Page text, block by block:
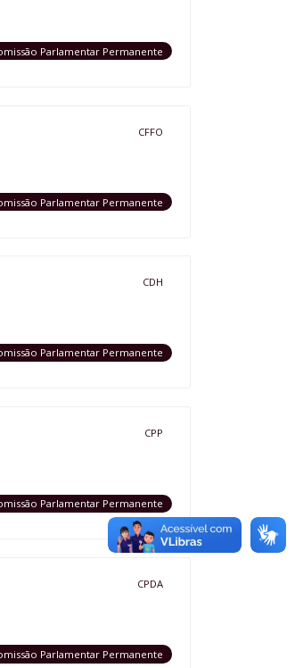
Parlamentar Permanente
CFFO
Parlamentar Permanente
CDH
Parlamentar Permanente
CPP
Parlamentar Permanente
CPDA
Parlamentar Permanente